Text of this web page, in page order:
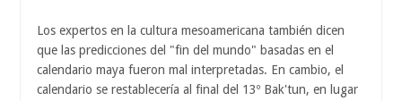
Los expertos en la cultura mesoamericana también dicen
que las predicciones del "fin del mundo" basadas en el
calendario maya fueron mal interpretadas. En cambio, el
calendario se restablecería al final del 13º Bak'tun, en lugar